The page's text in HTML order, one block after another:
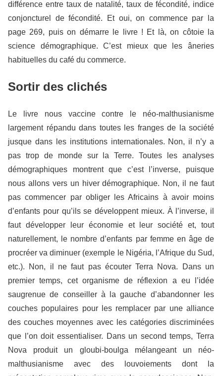
différence entre taux de natalité, taux de fécondité, indice
conjoncturel de fécondité. Et oui, on commence par la
page 269, puis on démarre le livre ! Et là, on côtoie la
science démographique. C’est mieux que les âneries
habituelles du café du commerce.
Sortir des clichés
Le livre nous vaccine contre le néo-malthusianisme
largement répandu dans toutes les franges de la société
jusque dans les institutions internationales. Non, il n’y a
pas trop de monde sur la Terre. Toutes les analyses
démographiques montrent que c’est l’inverse, puisque
nous allons vers un hiver démographique. Non, il ne faut
pas commencer par obliger les Africains à avoir moins
d’enfants pour qu’ils se développent mieux. À l’inverse, il
faut développer leur économie et leur société et, tout
naturellement, le nombre d’enfants par femme en âge de
procréer va diminuer (exemple le Nigéria, l’Afrique du Sud,
etc.). Non, il ne faut pas écouter Terra Nova. Dans un
premier temps, cet organisme de réflexion a eu l’idée
saugrenue de conseiller à la gauche d’abandonner les
couches populaires pour les remplacer par une alliance
des couches moyennes avec les catégories discriminées
que l’on doit essentialiser. Dans un second temps, Terra
Nova produit un gloubi-boulga mélangeant un néo-
malthusianisme avec des louvoiements dont la